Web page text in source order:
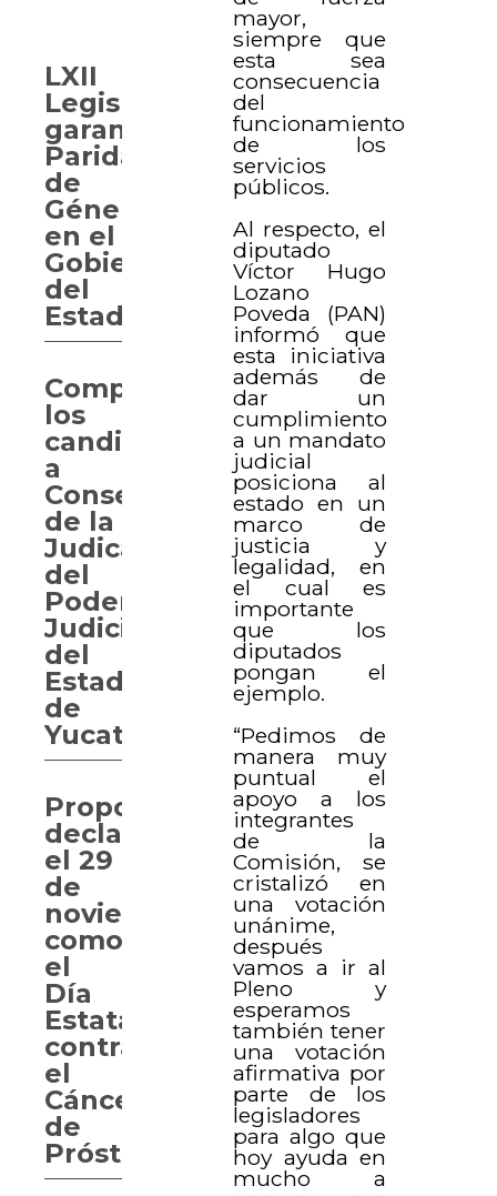
mayor,
siempre que
esta sea
consecuencia
del
funcionamiento
de los
servicios
públicos.
Al respecto, el
diputado
Víctor Hugo
Lozano
Poveda (PAN)
informó que
esta iniciativa
además de
dar un
cumplimiento
a un mandato
judicial
posiciona al
estado en un
marco de
justicia y
legalidad, en
el cual es
importante
que los
diputados
pongan el
ejemplo.
“Pedimos de
manera muy
puntual el
apoyo a los
integrantes
de la
Comisión, se
cristalizó en
una votación
unánime,
después
vamos a ir al
Pleno y
esperamos
también tener
una votación
afirmativa por
parte de los
legisladores
para algo que
hoy ayuda en
mucho a
LXII
Legislatura
garantiza
Paridad
de
Género
en el
Gobierno
del
Estado
Comparecen
los
candidatos
a
Consejero
de la
Judicatura
del
Poder
Judicial
del
Estado
de
Yucatán
Proponen
declarar
el 29
de
noviembre
como
el
Día
Estatal
contra
el
Cáncer
de
Próstata